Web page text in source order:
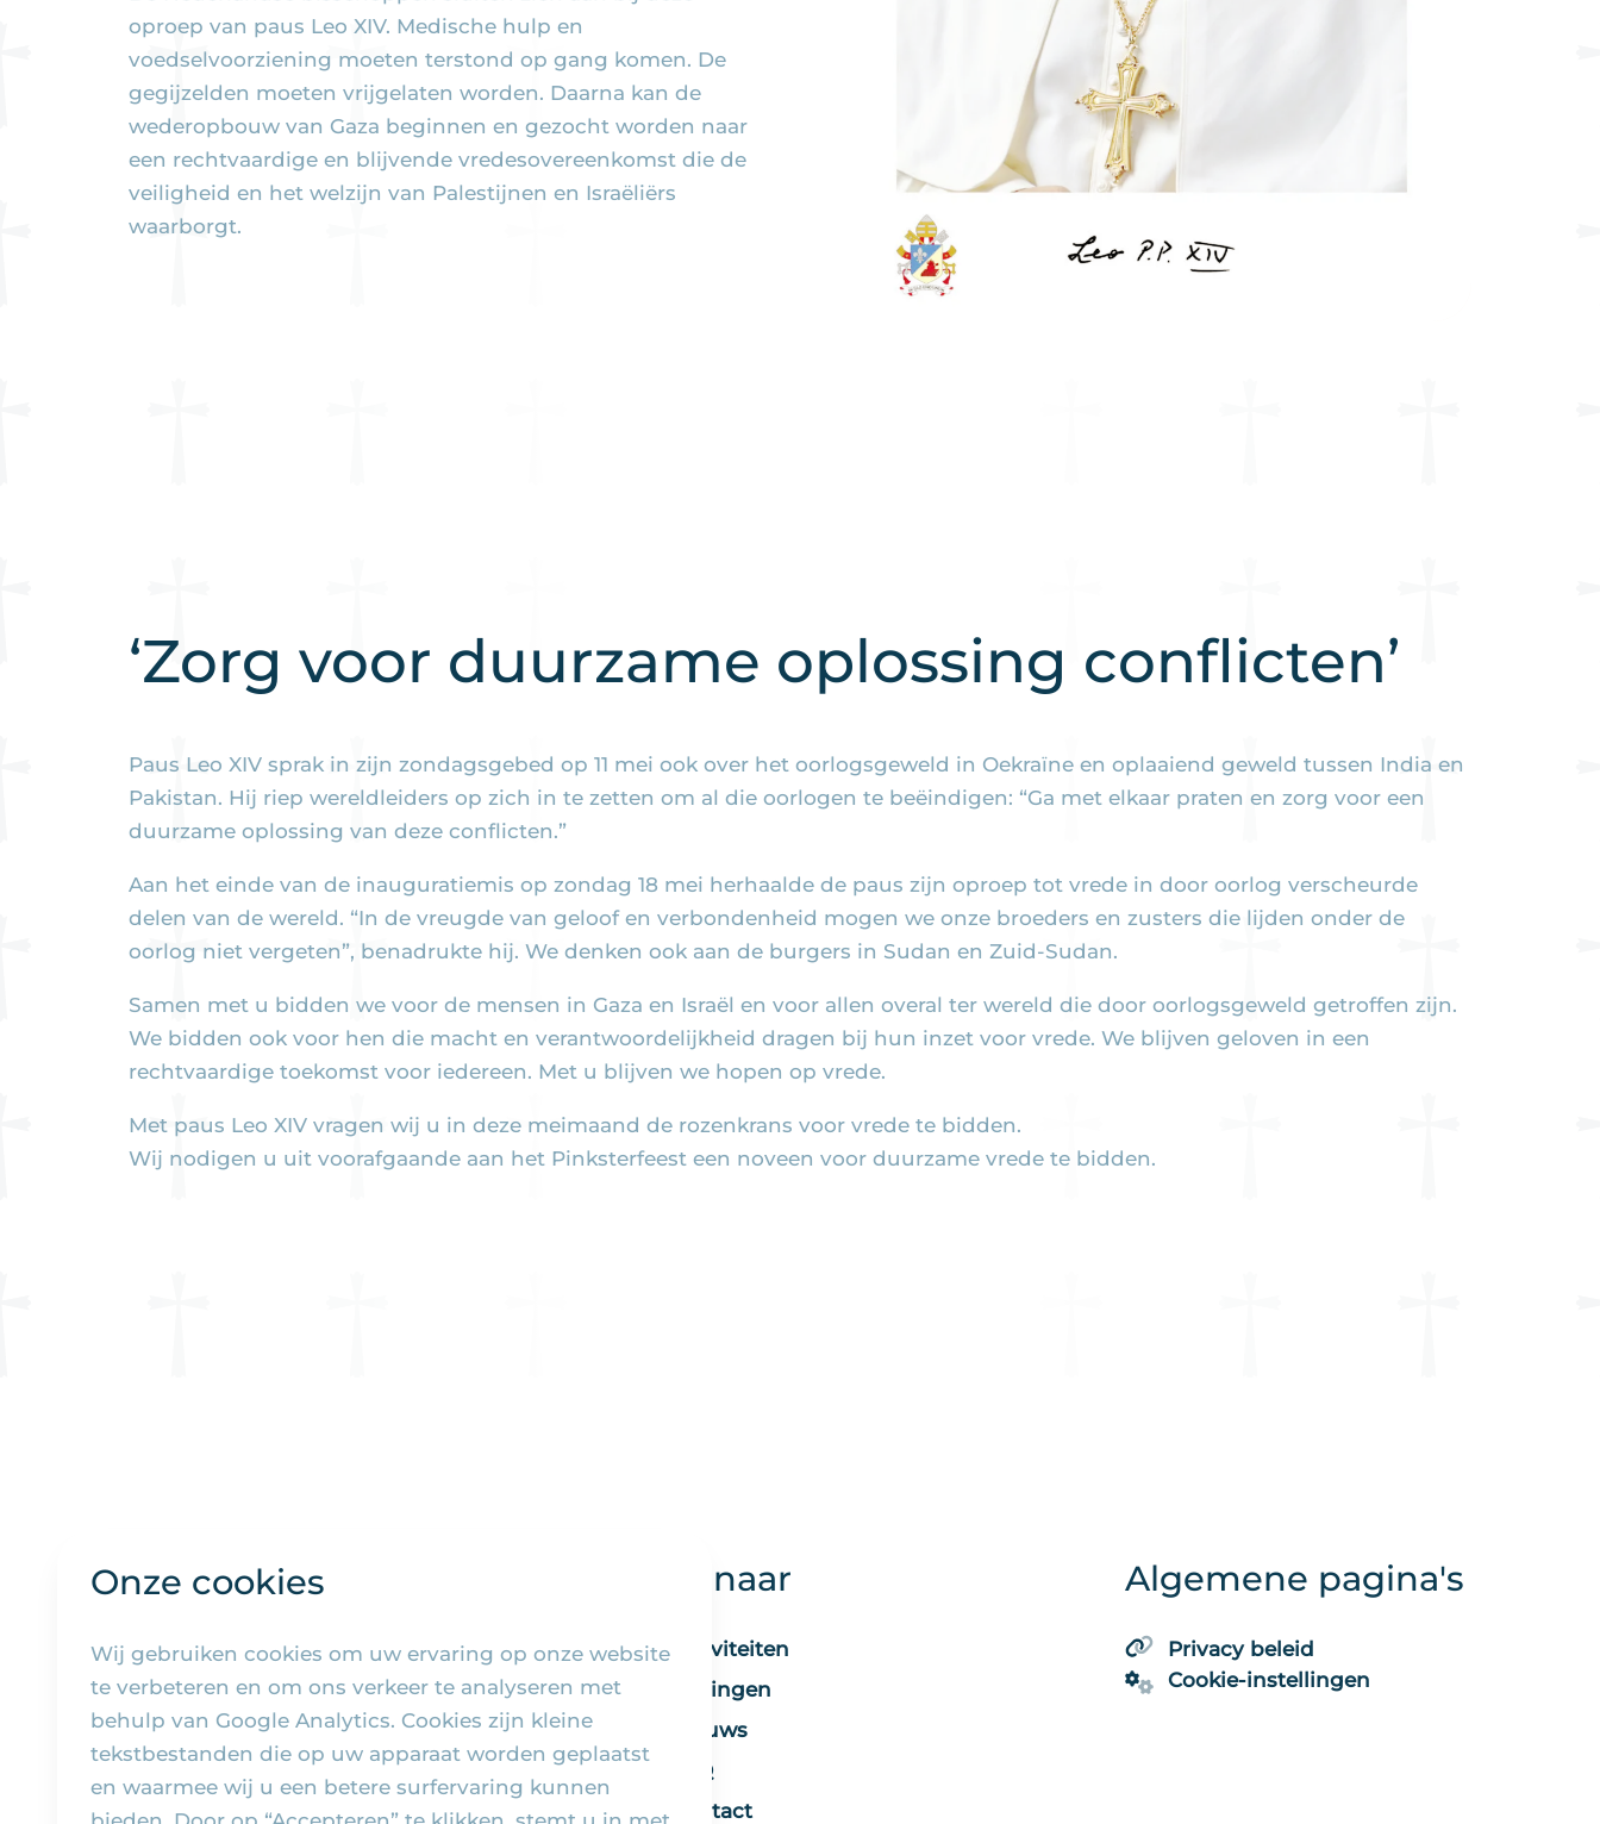
Onze cookies
Wij gebruiken cookies om uw ervaring op onze website
te verbeteren en om ons verkeer te analyseren met
behulp van Google Analytics. Cookies zijn kleine
tekstbestanden die op uw apparaat worden geplaatst
en waarmee wij u een betere surfervaring kunnen
oproep van paus Leo XIV. Medische hulp en
voedselvoorziening moeten terstond op gang komen. De
gegijzelden moeten vrijgelaten worden. Daarna kan de
wederopbouw van Gaza beginnen en gezocht worden naar
een rechtvaardige en blijvende vredesovereenkomst die de
veiligheid en het welzijn van Palestijnen en Israëliërs
waarborgt.
‘Zorg voor duurzame oplossing conflicten’
Paus Leo XIV sprak in zijn zondagsgebed op 11 mei ook over het oorlogsgeweld in Oekraïne en oplaaiend geweld tussen India en
Pakistan. Hij riep wereldleiders op zich in te zetten om al die oorlogen te beëindigen: “Ga met elkaar praten en zorg voor een
duurzame oplossing van deze conflicten.”
Aan het einde van de inauguratiemis op zondag 18 mei herhaalde de paus zijn oproep tot vrede in door oorlog verscheurde
delen van de wereld. “In de vreugde van geloof en verbondenheid mogen we onze broeders en zusters die lijden onder de
oorlog niet vergeten”, benadrukte hij. We denken ook aan de burgers in Sudan en Zuid-Sudan.
Samen met u bidden we voor de mensen in Gaza en Israël en voor allen overal ter wereld die door oorlogsgeweld getroffen zijn.
We bidden ook voor hen die macht en verantwoordelijkheid dragen bij hun inzet voor vrede. We blijven geloven in een
rechtvaardige toekomst voor iedereen. Met u blijven we hopen op vrede.
Met paus Leo XIV vragen wij u in deze meimaand de rozenkrans voor vrede te bidden.
Wij nodigen u uit voorafgaande aan het Pinksterfeest een noveen voor duurzame vrede te bidden.
Snel naar
Activiteiten
Vieringen
Nieuws
FAQ
Contact
Algemene pagina's
Privacy beleid
Cookie-instellingen